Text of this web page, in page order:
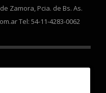
Zamora, Pcia. de Bs. As.
Tel: 54-11-4283-0062